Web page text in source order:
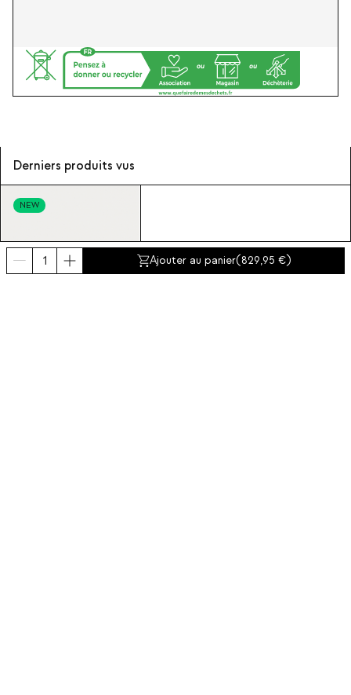
Ajouter au panier(829,95 )
Derniers produits vus
NEW